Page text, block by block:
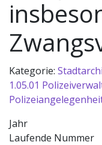
Kategorie:
1.05.01
Jahr
Laufende Nummer